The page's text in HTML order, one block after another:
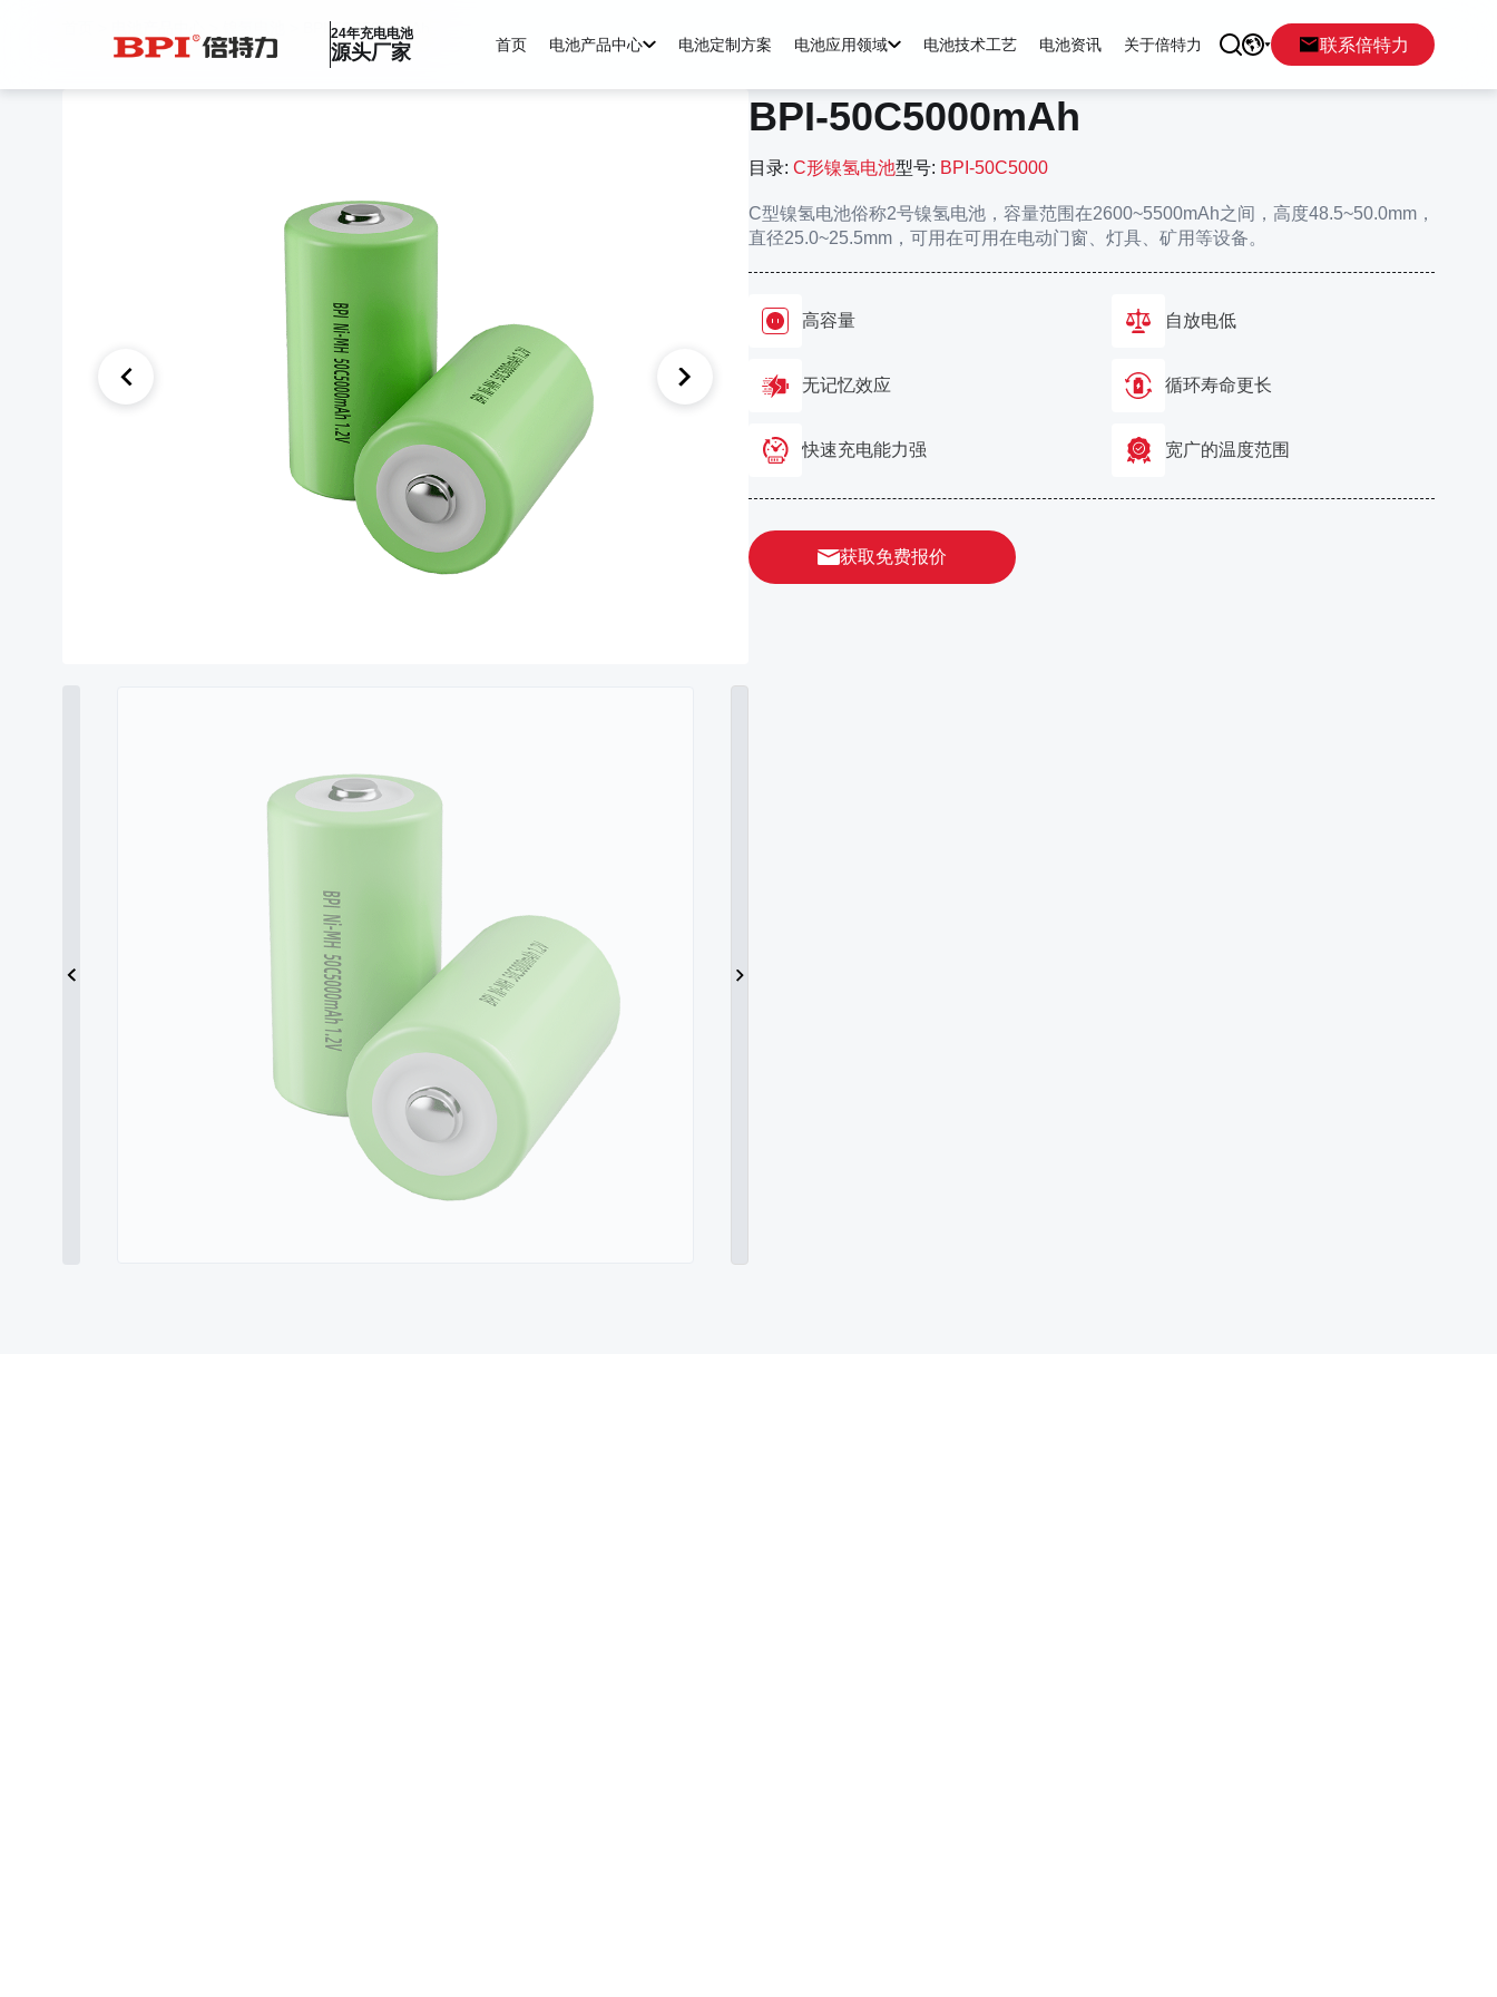
24年充电电池
源头厂家 首页 电池产品中心 电池定制方案 电池应用领域 电池技术工艺 电池资讯 关于倍特力 联系倍特力
BPI-50C5000mAh
BPI-50C5000mAh
目录: C形镍氢电池型号: BPI-50C5000
C型镍氢电池俗称2号镍氢电池，容量范围在2600~5500mAh之间，高度48.5~50.0mm，
直径25.0~25.5mm，可用在可用在电动门窗、灯具、矿用等设备。
高容量 自放电低
无记忆效应 循环寿命更长
快速充电能力强 宽广的温度范围
获取免费报价